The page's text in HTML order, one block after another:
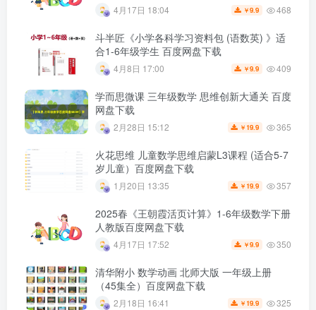
4月17日 18:04 ￥9.9 468
斗半匠《小学各科学习资料包 (语数英) 》适
合1-6年级学生 百度网盘下载
4月8日 17:00 ￥9.9 409
学而思微课 三年级数学 思维创新大通关 百度
网盘下载
2月28日 15:12 ￥ 19.9 365
火花思维 儿童数学思维启蒙L3课程 (适合5-7
岁儿童）百度网盘下载
1月20日 13:35 ￥ 19.9 357
2025春《王朝霞活页计算》1-6年级数学下册
人教版百度网盘下载
4月17日 17:52 ￥9.9 350
清华附小 数学动画 北师大版 一年级上册
（45集全）百度网盘下载
2月18日 16:41 ￥ 19.9 325